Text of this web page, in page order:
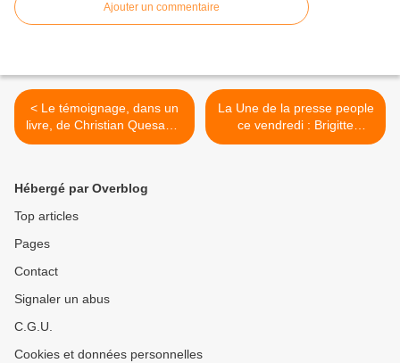
Ajouter un commentaire
< Le témoignage, dans un
livre, de Christian Quesada,
"le maître de midi"...
La Une de la presse people
ce vendredi : Brigitte
Macron, Sophie Marceau,
Hébergé par Overblog
Top articles
Pages
Contact
Signaler un abus
C.G.U.
Cookies et données personnelles